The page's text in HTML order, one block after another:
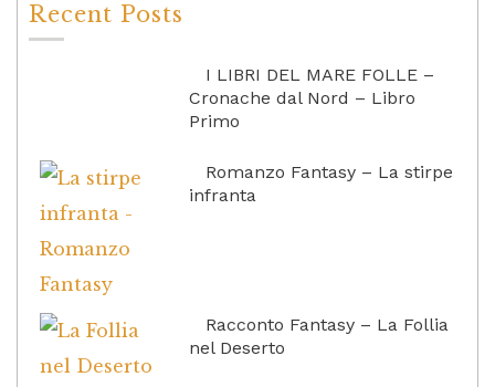
Recent Posts
I LIBRI DEL MARE FOLLE –
Cronache dal Nord – Libro
Primo
Romanzo Fantasy – La stirpe
infranta
Racconto Fantasy – La Follia
nel Deserto